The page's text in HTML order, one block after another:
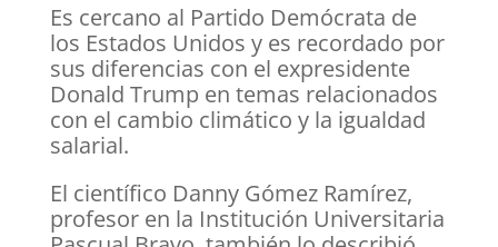
Es cercano al Partido Demócrata de
los Estados Unidos y es recordado por
sus diferencias con el expresidente
Donald Trump en temas relacionados
con el cambio climático y la igualdad
salarial.
El científico Danny Gómez Ramírez,
profesor en la Institución Universitaria